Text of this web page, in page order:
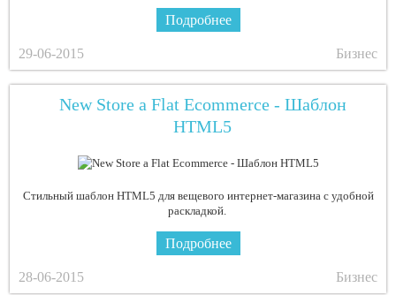
Подробнее
29-06-2015 Бизнес
New Store a Flat Ecommerce - Шаблон
HTML5
Стильный шаблон HTML5 для вещевого интернет-магазина с удобной
раскладкой.
Подробнее
28-06-2015 Бизнес